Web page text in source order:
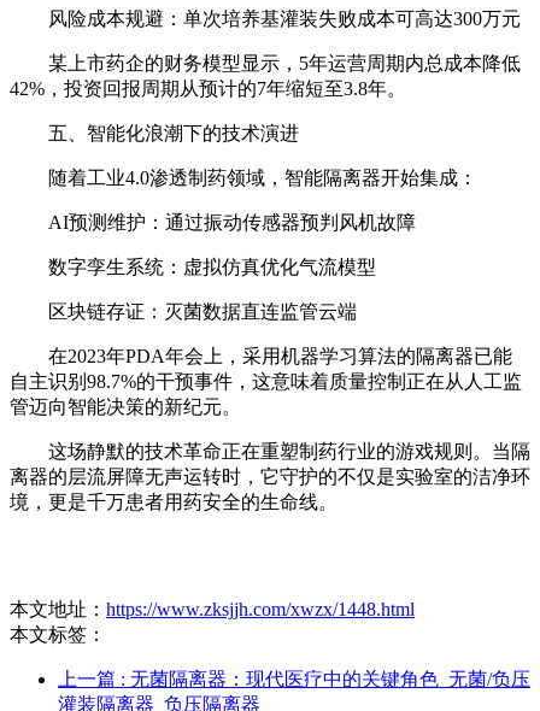
风险成本规避：单次培养基灌装失败成本可高达300万元
某上市药企的财务模型显示，5年运营周期内总成本降低
42%，投资回报周期从预计的7年缩短至3.8年。
五、智能化浪潮下的技术演进
随着工业4.0渗透制药领域，智能隔离器开始集成：
AI预测维护：通过振动传感器预判风机故障
数字孪生系统：虚拟仿真优化气流模型
区块链存证：灭菌数据直连监管云端
在2023年PDA年会上，采用机器学习算法的隔离器已能
自主识别98.7%的干预事件，这意味着质量控制正在从人工监
管迈向智能决策的新纪元。
这场静默的技术革命正在重塑制药行业的游戏规则。当隔
离器的层流屏障无声运转时，它守护的不仅是实验室的洁净环
境，更是千万患者用药安全的生命线。
本文地址： https://www.zksjjh.com/xwzx/1448.html
本文标签：
上一篇 : 无菌隔离器：现代医疗中的关键角色_无菌/负压
灌装隔离器_负压隔离器